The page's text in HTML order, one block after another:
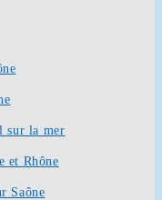
sur la mer
et Rhône
Saône